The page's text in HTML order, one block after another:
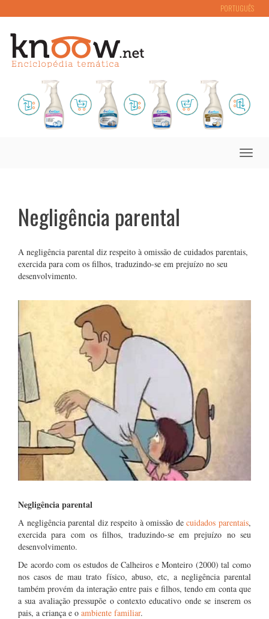
PORTUGUÊS
Toggle
Negligência parental
A negligência parental diz respeito à omissão de cuidados parentais,
exercida para com os filhos, traduzindo-se em prejuízo no seu
desenvolvimento.
Negligência parental
A negligência parental diz respeito à omissão decuidados parentais,
exercida para com os filhos, traduzindo-se em prejuízo no seu
desenvolvimento.
De acordo com os estudos de Calheiros e Monteiro (2000) tal como
nos casos de mau trato físico, abuso, etc, a negligência parental
também provém da interação entre pais e filhos, tendo em conta que
a sua avaliação pressupõe o contexto educativo onde se inserem os
pais, a criança e o ambiente familiar.